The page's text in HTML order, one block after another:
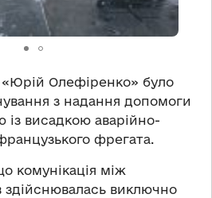
«Юрій Олефіренко» було
з надання допомоги
із висадкою аварійно-
фрегата.
комунікація між
здійснювалась виключно